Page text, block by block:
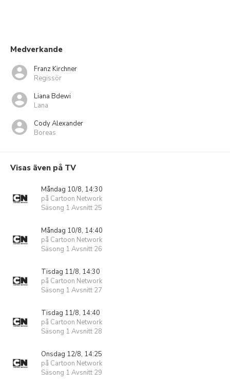
Medverkande
Franz Kirchner
Regissör
Liana Bdewi
Lana
Cody Alexander
Boreas
Visas även på TV
Måndag 10/8, 14:30
på Cartoon Network
Säsong 1 Avsnitt 25
Måndag 10/8, 14:40
på Cartoon Network
Säsong 1 Avsnitt 26
Tisdag 11/8, 14:30
på Cartoon Network
Säsong 1 Avsnitt 27
Tisdag 11/8, 14:40
på Cartoon Network
Säsong 1 Avsnitt 28
Onsdag 12/8, 14:25
på Cartoon Network
Säsong 1 Avsnitt 29